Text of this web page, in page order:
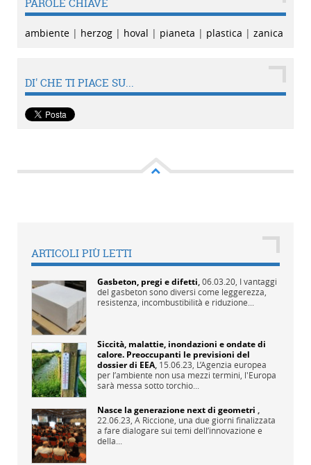
PAROLE CHIAVE
ambiente | herzog | hoval | pianeta | plastica | zanica
DI' CHE TI PIACE SU...
ARTICOLI PIÙ LETTI
Gasbeton, pregi e difetti,06.03.20, I vantaggi
del gasbeton sono diversi come leggerezza,
resistenza, incombustibilità e riduzione...
Siccità, malattie, inondazioni e ondate di
calore. Preoccupanti le previsioni del
dossier di EEA, 15.06.23, L’Agenzia europea
per l’ambiente non usa mezzi termini, l'Europa
sarà messa sotto torchio...
Nasce la generazione next di geometri ,
22.06.23, A Riccione, una due giorni finalizzata
a fare dialogare sui temi dell’innovazione e
della...